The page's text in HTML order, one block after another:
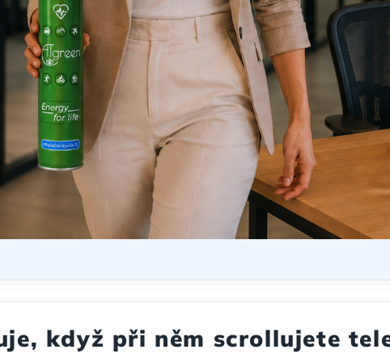
když při něm scrollujete